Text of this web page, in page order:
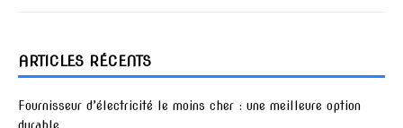
ARTICLES RÉCENTS
Fournisseur d’électricité le moins cher : une meilleure option
durable